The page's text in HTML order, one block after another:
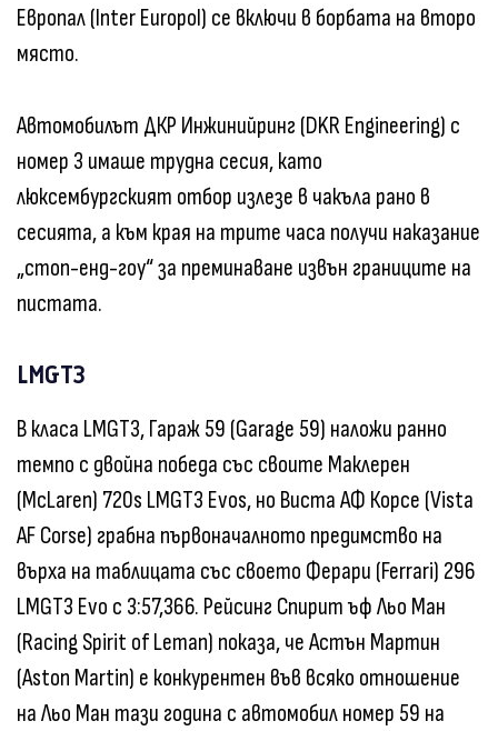
Европал (Inter Europol) се включи в борбата на второ
място.
Автомобилът ДКР Инжинийринг (DKR Engineering) с
номер 3 имаше трудна сесия, като
люксембургският отбор излезе в чакъла рано в
сесията, а към края на трите часа получи наказание
„стоп-енд-гоу“ за преминаване извън границите на
пистата.
LMGT3
В класа LMGT3, Гараж 59 (Garage 59) наложи ранно
темпо с двойна победа със своите Маклерен
(McLaren) 720s LMGT3 Evos, но Виста АФ Корсе (Vista
AF Corse) грабна първоначалното предимство на
върха на таблицата със своето Ферари (Ferrari) 296
LMGT3 Evo с 3:57,366. Рейсинг Спирит ъф Льо Ман
(Racing Spirit of Leman) показа, че Астън Мартин
(Aston Martin) е конкурентен във всяко отношение
на Льо Ман тази година с автомобил номер 59 на